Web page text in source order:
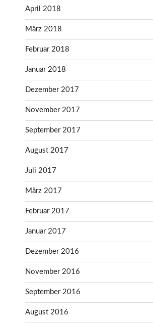
April 2018
März 2018
Februar 2018
Januar 2018
Dezember 2017
November 2017
September 2017
August 2017
Juli 2017
März 2017
Februar 2017
Januar 2017
Dezember 2016
November 2016
September 2016
August 2016